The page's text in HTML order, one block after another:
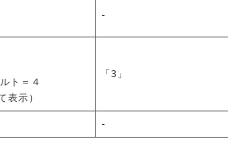
-
ト＝４
示）
「3」
-